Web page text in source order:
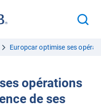
Europcar optimise ses
opérations
de ses